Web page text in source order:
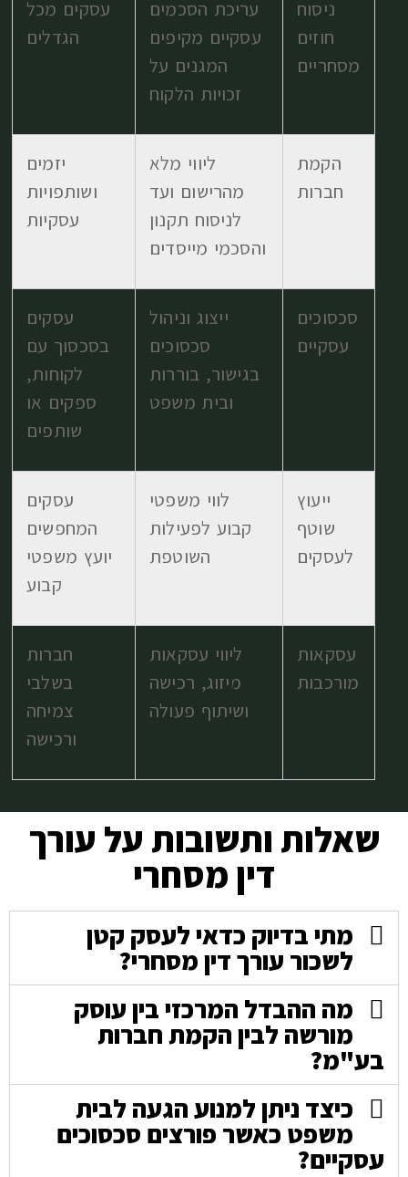
ניסוח
חוזים
מסחריים
עריכת הסכמים
עסקיים מקיפים
המגנים על
זכויות הלקוח
עסקים מכל
הגדלים
הקמת
חברות
ליווי מלא
מהרישום ועד
לניסוח תקנון
והסכמי מייסדים
יזמים
ושותפויות
עסקיות
סכסוכים
עסקיים
ייצוג וניהול
סכסוכים
בגישור, בוררות
ובית משפט
עסקים
בסכסוך עם
לקוחות,
ספקים או
שותפים
ייעוץ
שוטף
לעסקים
לווי משפטי
קבוע לפעילות
השוטפת
עסקים
המחפשים
יועץ משפטי
קבוע
עסקאות
מורכבות
ליווי עסקאות
מיזוג, רכישה
ושיתוף פעולה
חברות
בשלבי
צמיחה
ורכישה
שאלות ותשובות על עורך
דין מסחרי
מתי בדיוק כדאי לעסק קטן
לשכור עורך דין מסחרי?
מה ההבדל המרכזי בין עוסק
מורשה לבין הקמת חברות
בע"מ?
כיצד ניתן למנוע הגעה לבית
משפט כאשר פורצים סכסוכים
עסקיים?